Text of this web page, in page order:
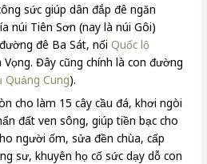
sức giúp dân đắp đê ngăn
núi Tiên Sơn (nay là núi Gôi)
đê Ba Sát, nốiQuốc lộ
Đây cũng chính là con đường
Quảng Cung).
cho làm 15 cây cầu đá, khơi ngòi
đất ven sông, giúp tiền bạc cho
người ốm, sửa đền chùa, cấp
sư, khuyên họ cố sức dạy dỗ con